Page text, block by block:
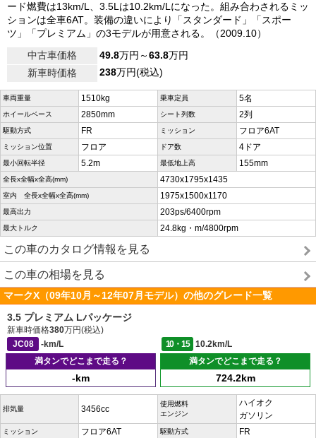
ード燃費は13km/L、3.5Lは10.2km/Lになった。組み合わされるミッ
ションは全車6AT。装備の違いにより「スタンダード」「スポー
ツ」「プレミアム」の3モデルが用意される。（2009.10）
中古車価格
49.8万円～63.8万円
新車時価格
238万円(税込)
車両重量 1510kg 乗車定員 5名
ホイールベース 2850mm シート列数 2列
駆動方式 FR ミッション フロア6AT
ミッション位置 フロア ドア数 4ドア
最小回転半径 5.2m 最低地上高 155mm
全長x全幅x全高(mm) 4730x1795x1435
室内 全長x全幅x全高(mm) 1975x1500x1170
最高出力 203ps/6400rpm
最大トルク 24.8kg・m/4800rpm
この車のカタログ情報を見る
この車の相場を見る
マークX（09年10月～12年07月モデル）の他のグレード一覧
3.5 プレミアム Lパッケージ
新車時価格380万円(税込)
JC08
-km/L 10・15
10.2km/L
満タンでどこまで走る？
-km
満タンでどこまで走る？
724.2km
排気量 3456cc
使用燃料
エンジン
ハイオク
ガソリン
ミッション フロア6AT 駆動方式 FR